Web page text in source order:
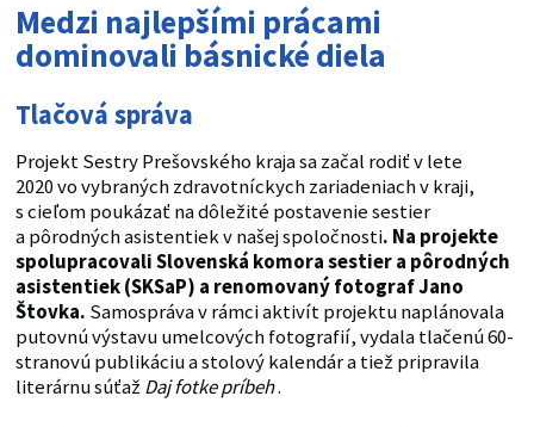
Medzi najlepšími prácami
dominovali básnické diela
Tlačová správa
Projekt Sestry Prešovského kraja sa začal rodiť v lete
2020 vo vybraných zdravotníckych zariadeniach v kraji,
s cieľom poukázať na dôležité postavenie sestier
a pôrodných asistentiek v našej spoločnosti. Na projekte
spolupracovali Slovenská komora sestier a pôrodných
asistentiek (SKSaP) a renomovaný fotograf Jano
Štovka. Samospráva v rámci aktivít projektu naplánovala
putovnú výstavu umelcových fotografií, vydala tlačenú 60-
stranovú publikáciu a stolový kalendár a tiež pripravila
literárnu súťaž Daj fotke príbeh.